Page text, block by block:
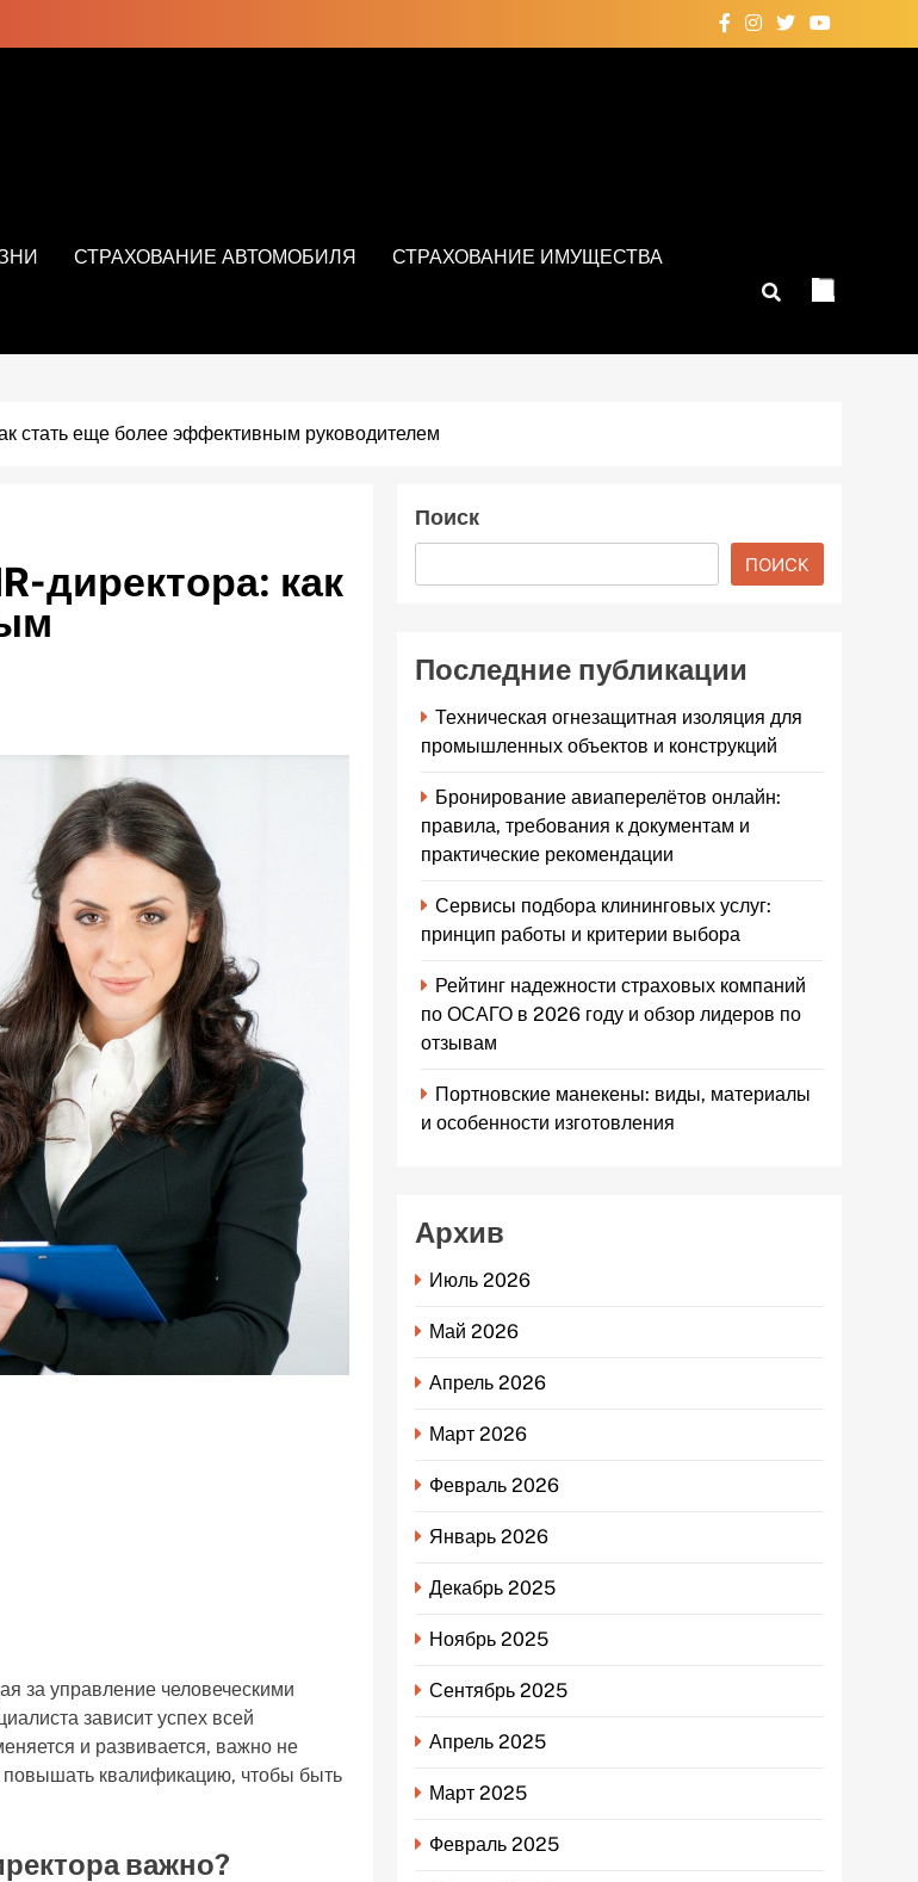
СТРАХОВАНИЕ АВТОМОБИЛЯ СТРАХОВАНИЕ ИМУЩЕСТВА
стать еще более эффективным руководителем
директора: как
за управление человеческими
зависит успех всей
и развивается, важно не
повышать квалификацию, чтобы быть
важно?
Поиск
ПОИСК
Последние публикации
Техническая огнезащитная изоляция для
промышленных объектов и конструкций
Бронирование авиаперелётов онлайн:
правила, требования к документам и
практические рекомендации
Сервисы подбора клининговых услуг:
принцип работы и критерии выбора
Рейтинг надежности страховых компаний
по ОСАГО в 2026 году и обзор лидеров по
отзывам
Портновские манекены: виды, материалы
и особенности изготовления
Архив
Июль 2026
Май 2026
Апрель 2026
Март 2026
Февраль 2026
Январь 2026
Декабрь 2025
Ноябрь 2025
Сентябрь 2025
Апрель 2025
Март 2025
Февраль 2025